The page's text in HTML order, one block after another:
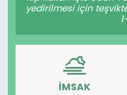
yedirilmesi için
İMSAK